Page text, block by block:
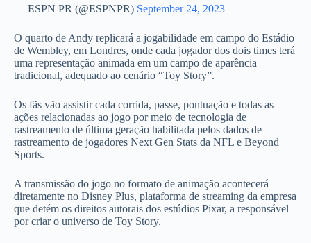
— ESPN PR (@ESPNPR) September 24, 2023
O quarto de Andy replicará a jogabilidade em campo do Estádio
de Wembley, em Londres, onde cada jogador dos dois times terá
uma representação animada em um campo de aparência
tradicional, adequado ao cenário “Toy Story”.
Os fãs vão assistir cada corrida, passe, pontuação e todas as
ações relacionadas ao jogo por meio de tecnologia de
rastreamento de última geração habilitada pelos dados de
rastreamento de jogadores Next Gen Stats da NFL e Beyond
Sports.
A transmissão do jogo no formato de animação acontecerá
diretamente no Disney Plus, plataforma de streaming da empresa
que detém os direitos autorais dos estúdios Pixar, a responsável
por criar o universo de Toy Story.